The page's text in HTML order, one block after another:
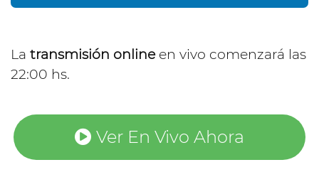
La transmisión onlineen vivo comenzará las
22:00 hs.
Ver En Vivo Ahora